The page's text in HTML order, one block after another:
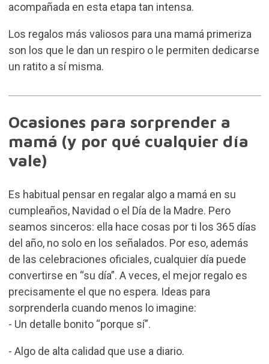
acompañada en esta etapa tan intensa.
Los regalos más valiosos para una mamá primeriza
son los que le dan un respiro o le permiten dedicarse
un ratito a sí misma.
Ocasiones para sorprender a
mamá (y por qué cualquier día
vale)
Es habitual pensar en regalar algo a mamá en su
cumpleaños, Navidad o el Día de la Madre. Pero
seamos sinceros: ella hace cosas por ti los 365 días
del año, no solo en los señalados. Por eso, además
de las celebraciones oficiales, cualquier día puede
convertirse en “su día”. A veces, el mejor regalo es
precisamente el que no espera. Ideas para
sorprenderla cuando menos lo imagine:
- Un detalle bonito “porque sí”.
- Algo de alta calidad que use a diario.